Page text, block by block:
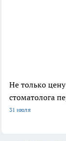
Не только
стоматолога
31 июля